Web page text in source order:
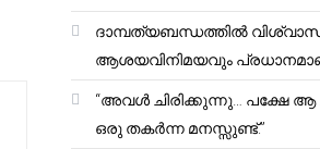
ദാമ്പത്യബന്ധത്തിൽ
ആശയവിനിമയവും
“അവൾ ചിരിക്കുന്നു… പക്ഷേ ആ
ഒരു തകർന്ന മനസ്സുണ്ട്.”